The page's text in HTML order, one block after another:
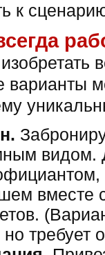
к
видом.
вместе
требует